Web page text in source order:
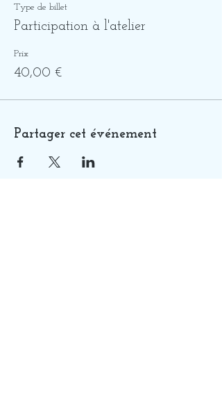
Type de billet
Participation à l'atelier
Prix
40,00 €
Partager cet événement